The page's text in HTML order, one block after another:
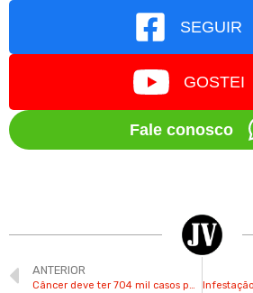
SEGUIR
GOSTEI
Fale conosco
ANTERIOR
Câncer deve ter 704 mil casos por ano entre 23 e 25 e exames podem salvar vidas